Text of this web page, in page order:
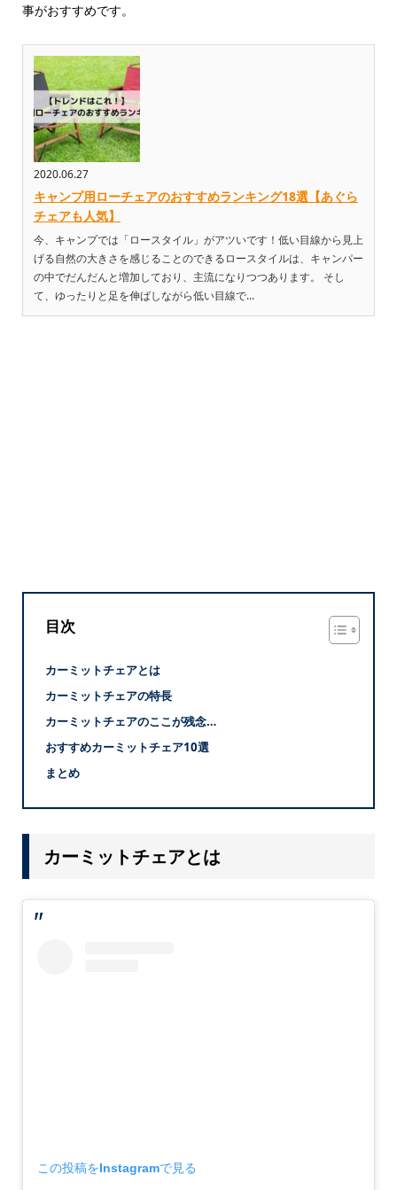
事がおすすめです。
2020.06.27
キャンプ用ローチェアのおすすめランキング18選【あぐら
チェアも人気】
今、キャンプでは「ロースタイル」がアツいです！低い目線から見上
げる自然の大きさを感じることのできるロースタイルは、キャンパー
の中でだんだんと増加しており、主流になりつつあります。 そし
て、ゆったりと足を伸ばしながら低い目線で...
目次
カーミットチェアとは
カーミットチェアの特長
カーミットチェアのここが残念…
おすすめカーミットチェア10選
まとめ
カーミットチェアとは
この投稿をInstagramで見る